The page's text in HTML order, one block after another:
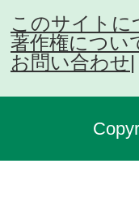
このサイトに
著作権につい
お問い合わせ